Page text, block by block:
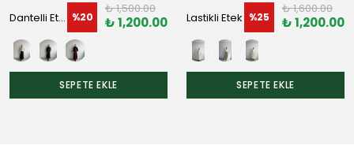
Dantelli Etek %20
₺ 1,500.00
₺ 1,200.00
SEPETE EKLE
Lastikli Etek %25
₺ 1,600.00
₺ 1,200.00
SEPETE EKLE